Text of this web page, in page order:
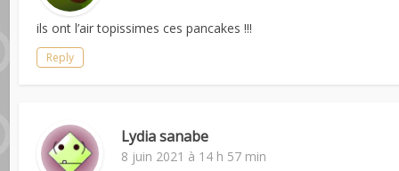
ils ont l’air topissimes ces pancakes !!!
Reply
Lydia sanabe
8 juin 2021 à 14 h 57 min